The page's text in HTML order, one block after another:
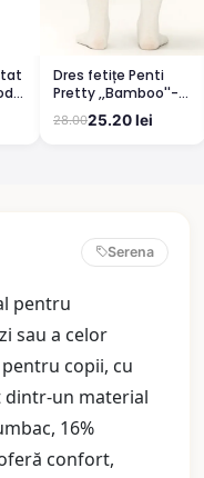
Dres fetițe Penti
Pretty ,,Bamboo''-
mat, opac, culoare
vanilie
28.0025.20 lei
Serena
pentru
sau a celor
copii, cu
dintr-un material
16%
confort,